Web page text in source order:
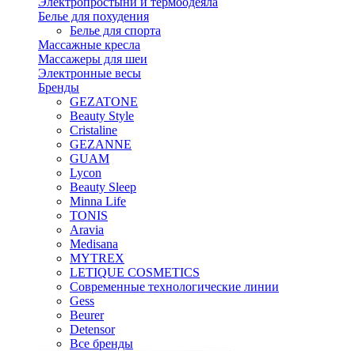
Белье для похудения
Белье для спорта
Массажные кресла
Массажеры для шеи
Электронные весы
Бренды
GEZATONE
Beauty Style
Cristaline
GEZANNE
GUAM
Lycon
Beauty Sleep
Minna Life
TONIS
Aravia
Medisana
MYTREX
LETIQUE COSMETICS
Современные технологические линии
Gess
Beurer
Detensor
Все бренды